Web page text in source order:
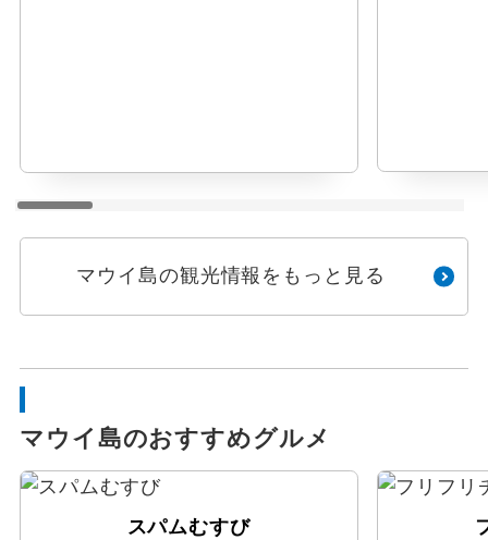
マウイ島の観光情報をもっと見る
マウイ島のおすすめグルメ
スパムむすび